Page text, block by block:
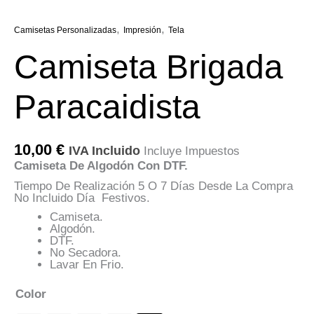
Camisetas Personalizadas, Impresión, Tela
Camiseta Brigada
Paracaidista
10,00 € IVA Incluido Incluye Impuestos
Camiseta De Algodón Con DTF.
Tiempo De Realización 5 O 7 Días Desde La Compra
No Incluido Día Festivos.
Camiseta.
Algodón.
DTF.
No Secadora.
Lavar En Frio.
Color